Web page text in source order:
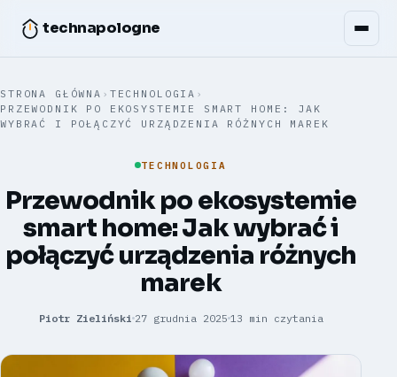
technapologne
STRONA GŁÓWNA › TECHNOLOGIA ›
PRZEWODNIK PO EKOSYSTEMIE SMART HOME: JAK
WYBRAĆ I POŁĄCZYĆ URZĄDZENIA RÓŻNYCH MAREK
TECHNOLOGIA
Przewodnik po ekosystemie
smart home: Jak wybrać i
połączyć urządzenia różnych
marek
Piotr Zieliński 27 grudnia 2025 13 min czytania